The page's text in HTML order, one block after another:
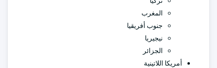
المغرب
جنوب أفريقيا
نيجيريا
الجزائر
أمريكا اللاتينية